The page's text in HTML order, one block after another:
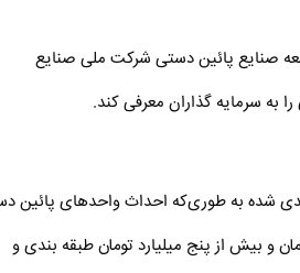
صنایع پائین دستی شرکت ملی صنایع
به سرمایه گذاران معرفی کند.
شده به طوری‌که احداث واحدهای پائین
و بیش از پنج میلیارد تومان طبقه بندی و